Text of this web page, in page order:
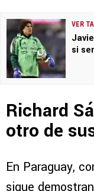
VER
si
Richard
otro de
En Paraguay,
sigue